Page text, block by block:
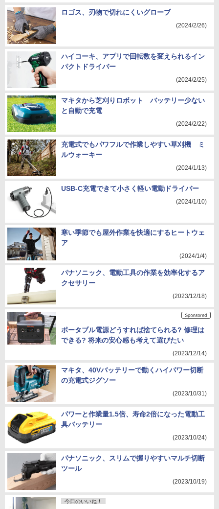
ロゴス、刃物で切れにくいグローブ
(2024/2/26)
ハイコーキ、アプリで回転数を変えられるイン
パクトドライバー
(2024/2/25)
マキタから芝刈りロボット バッテリー少ない
と自動で充電
(2024/2/22)
充電式でもパワフルで作業しやすい草刈機 ミ
ルウォーキー
(2024/1/13)
USB-C充電できて小さく軽い電動ドライバー
(2024/1/10)
寒い季節でも屋外作業を快適にするヒートウェ
ア
(2024/1/4)
パナソニック、電動工具の作業を効率化するア
クセサリー
(2023/12/18)
ポータブル電源どうすれば捨てられる? 修理は
できる? 将来の安心感も考えて選びたい
(2023/12/14)
マキタ、40Vバッテリーで動くハイパワー切断
の充電式ジグソー
(2023/10/31)
パワーと作業量1.5倍、寿命2倍になった電動工
具バッテリー
(2023/10/24)
パナソニック、スリムで握りやすいマルチ切断
ツール
(2023/10/19)
今日のいいね！